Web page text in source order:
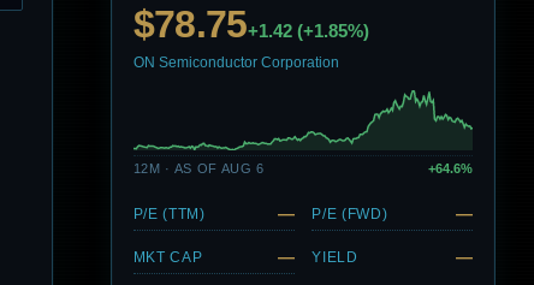
$78.75+1.42 (+1.85%)
ON Semiconductor Corporation
12M · AS OF AUG 6 +64.6%
P/E (TTM) — P/E (FWD) —
MKT CAP — YIELD —